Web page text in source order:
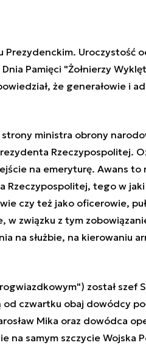
Prezydenckim. Uroczystość
Pamięci "Żołnierzy
że generałowie i
ministra obrony
Rzeczypospolitej.
na emeryturę. Awans
Rzeczypospolitej, tego w
czy też jako oficerowie,
w związku z tym
na służbie, na kierowaniu
został szef
od czwartku obaj dowódcy
Mika oraz dowódca
na samym szczycie Wojska